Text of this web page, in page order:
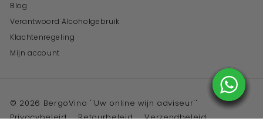
Blog
Verantwoord Alcoholgebruik
Klachtenregeling
Mijn account
© 2026 BergoVino ''Uw online wijn adviseur''
Privacybeleid
Retourbeleid
Verzendbeleid